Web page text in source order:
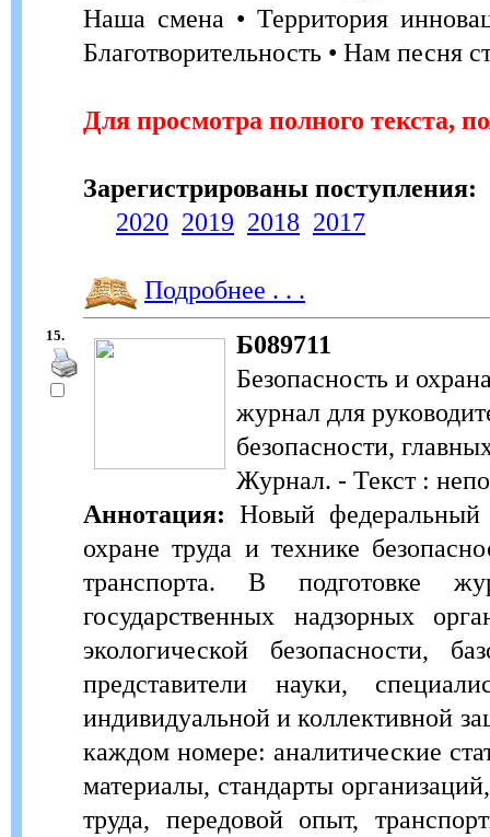
Наша смена • Территория
Благотворительность • Нам песня
Для просмотра полного текста,
Зарегистрированы поступления:
2020 2019 2018 2017
Подробнее . . .
15.
Б089711
Безопасность и
журнал для
безопасности,
Журнал. - Текст :
Аннотация: Новый федеральный
охране труда и технике
транспорта. В подготовке
государственных надзорных
экологической безопасности,
представители науки,
индивидуальной и коллективной
каждом номере: аналитические
материалы, стандарты
труда, передовой опыт,